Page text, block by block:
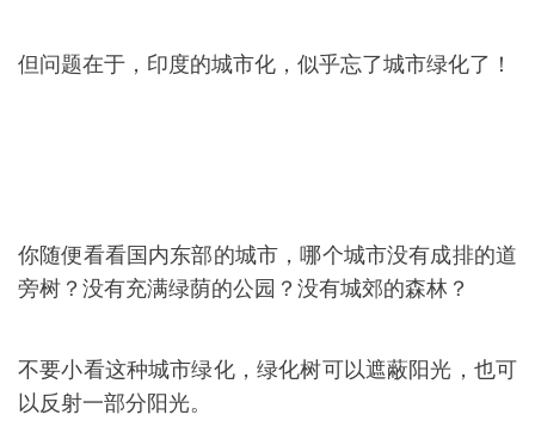
但问题在于，印度的城市化，似乎忘了城市绿化了！
你随便看看国内东部的城市，哪个城市没有成排的道
旁树？没有充满绿荫的公园？没有城郊的森林？
不要小看这种城市绿化，绿化树可以遮蔽阳光，也可
以反射一部分阳光。